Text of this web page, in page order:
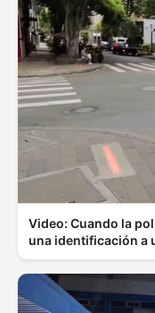
Video: Cuando la
una identificación a